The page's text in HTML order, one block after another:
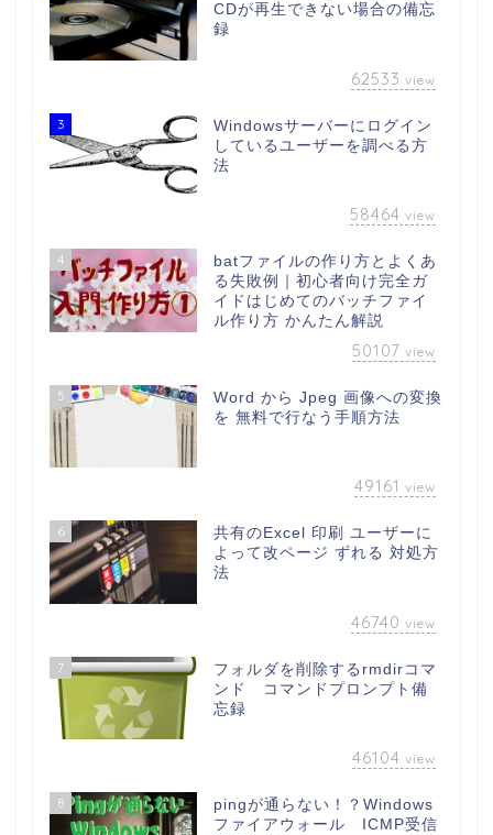
CDが再生できない場合の備忘
録
62533 view
3
Windowsサーバーにログイン
しているユーザーを調べる方
法
58464 view
4
batファイルの作り方とよくあ
る失敗例｜初心者向け完全ガ
イドはじめてのバッチファイ
ル作り方 かんたん解説
50107 view
5
Word から Jpeg 画像への変換
を 無料で行なう手順方法
49161 view
6
共有のExcel 印刷 ユーザーに
よって改ページ ずれる 対処方
法
46740 view
7
フォルダを削除するrmdirコマ
ンド コマンドプロンプト備
忘録
46104 view
8
pingが通らない！？Windows
ファイアウォール ICMP受信